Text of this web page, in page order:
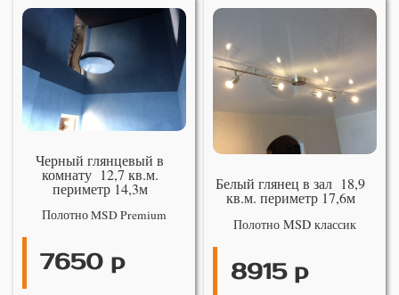
Черный глянцевый в
комнату 12,7 кв.м.
периметр 14,3м
Полотно MSD Premium
7650 р
Белый глянец в зал 18,9
кв.м. периметр 17,6м
Полотно MSD классик
8915 р